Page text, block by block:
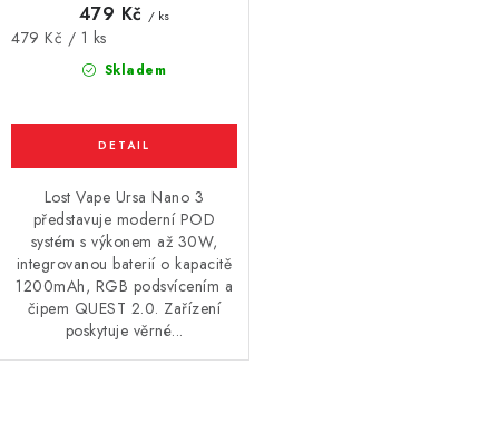
Skladem
479 Kč / ks
Měrná
479 Kč / 1 ks
Lost Vape Ursa Nano 3
představuje moderní POD
systém s výkonem až 30W,
integrovanou baterií o kapacitě
1200mAh, RGB podsvícením a
čipem QUEST 2.0. Zařízení
poskytuje věrné...